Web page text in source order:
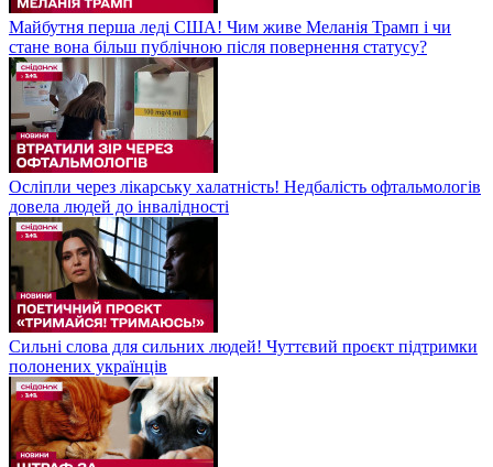
Майбутня перша леді США! Чим живе Меланія Трамп і чи
стане вона більш публічною після повернення статусу?
Осліпли через лікарську халатність! Недбалість офтальмологів
довела людей до інвалідності
Сильні слова для сильних людей! Чуттєвий проєкт підтримки
полонених українців